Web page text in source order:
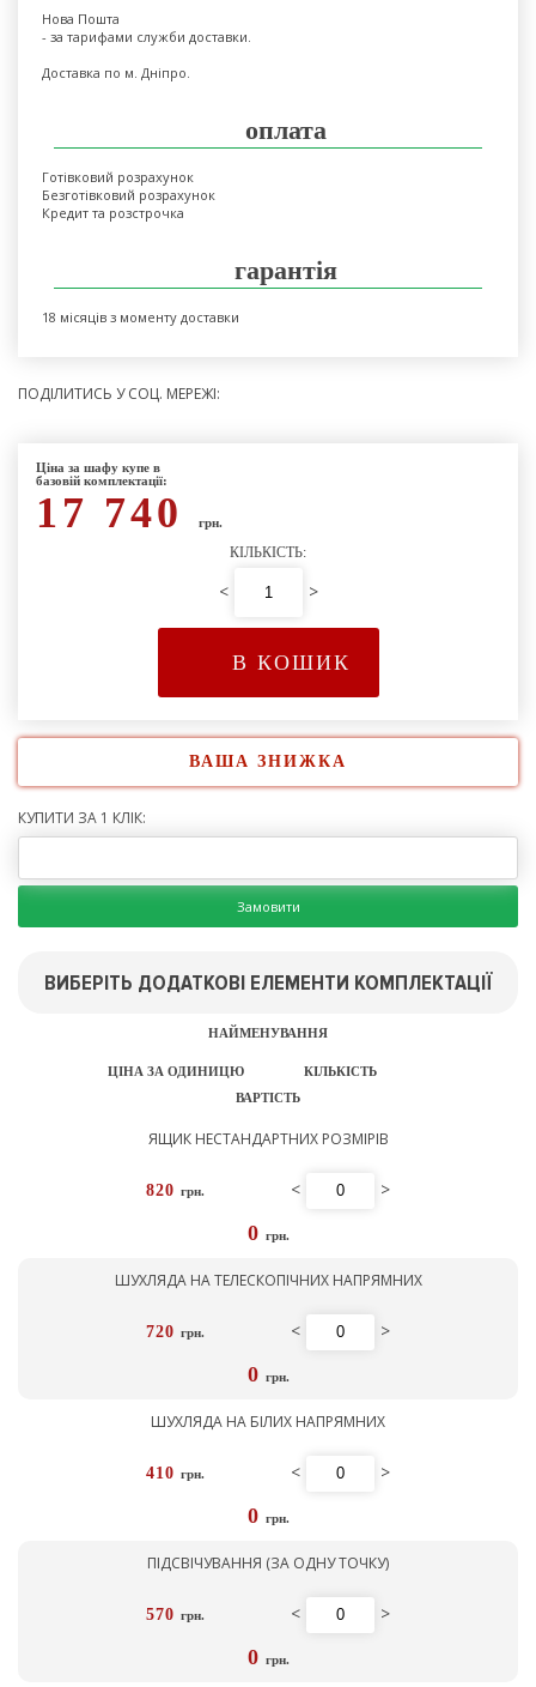
Нова Пошта
- за тарифами служби доставки.
Доставка по м. Дніпро.
оплата
Готівковий розрахунок
Безготівковий розрахунок
Кредит та розстрочка
гарантія
18 місяців з моменту доставки
ПОДІЛИТИСЬ У СОЦ. МЕРЕЖІ:
Ціна за шафу купе в
базовій комплектації:
17 740 грн.
КІЛЬКІСТЬ:
< >
В КОШИК
ВАША ЗНИЖКА
КУПИТИ ЗА 1 КЛІК:
Замовити
ВИБЕРІТЬ ДОДАТКОВІ ЕЛЕМЕНТИ КОМПЛЕКТАЦІЇ
НАЙМЕНУВАННЯ
ЦІНА ЗА ОДИНИЦЮ
КІЛЬКІСТЬ
ВАРТІСТЬ
ЯЩИК НЕСТАНДАРТНИХ РОЗМІРІВ
820 грн. < >
0 грн.
ШУХЛЯДА НА ТЕЛЕСКОПІЧНИХ НАПРЯМНИХ
720 грн. < >
0 грн.
ШУХЛЯДА НА БІЛИХ НАПРЯМНИХ
410 грн. < >
0 грн.
ПІДСВІЧУВАННЯ (ЗА ОДНУ ТОЧКУ)
570 грн. < >
0 грн.